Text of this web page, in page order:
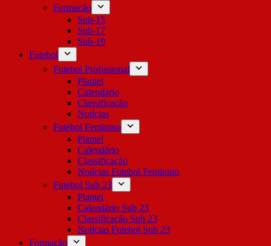
Formação
Sub-15
Sub-17
Sub-19
Futebol
Futebol Profissional
Plantel
Calendário
Classificação
Notícias
Futebol Feminino
Plantel
Calendário
Classificação
Notícias Futebol Feminino
Futebol Sub 23
Plantel
Calendário Sub 23
Classificação Sub 23
Notícias Futebol Sub 23
Formação